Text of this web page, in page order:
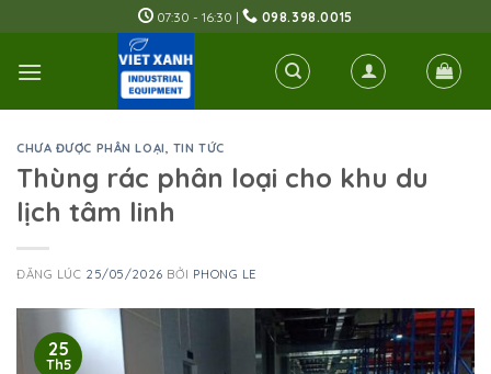
to
content
07:30 - 16:30 | 098.398.0015
CHƯA ĐƯỢC PHÂN LOẠI, TIN TỨC
Thùng rác phân loại cho khu du
lịch tâm linh
ĐĂNG LÚC 25/05/2026 BỞI PHONG LE
25
Th5